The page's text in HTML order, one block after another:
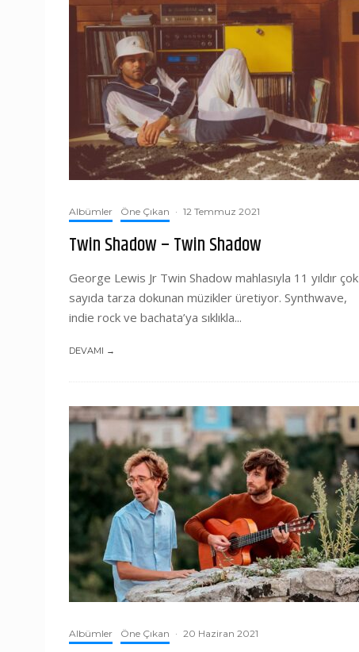
Albümler Öne Çıkan · 12 Temmuz 2021
Twin Shadow – Twin Shadow
George Lewis Jr Twin Shadow mahlasıyla 11 yıldır çok
sayıda tarza dokunan müzikler üretiyor. Synthwave,
indie rock ve bachata’ya sıklıkla...
DEVAMI →
Albümler Öne Çıkan · 20 Haziran 2021